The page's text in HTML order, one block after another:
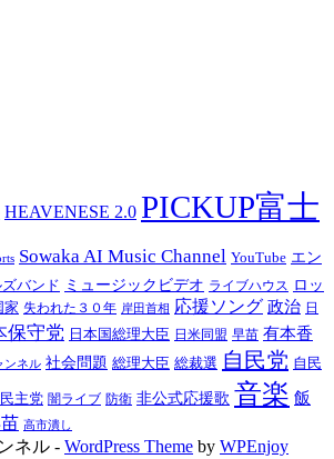
HEAVENESE 2.0 PICKUP富士
Sowaka AI Music Channel YouTube エン
バンド ミュージックビデオ ライブハウス ロッ
家 失われた３０年 岸田首相 応援ソング 政治 日
保守党 日本国総理大臣 日米同盟 早苗 有本香
ンネル 社会問題 総理大臣 総裁選 自民党 自民
主党 闇ライブ 防衛 非公式応援歌 音楽 飯
高市潰し
ネル - WordPress Theme by WPEnjoy